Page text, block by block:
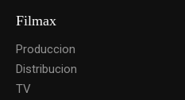
Filmax
Produccion
Distribucion
TV